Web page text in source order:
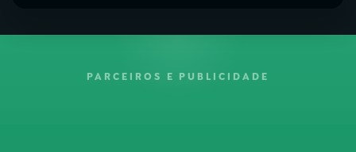
PARCEIROS E PUBLICIDADE